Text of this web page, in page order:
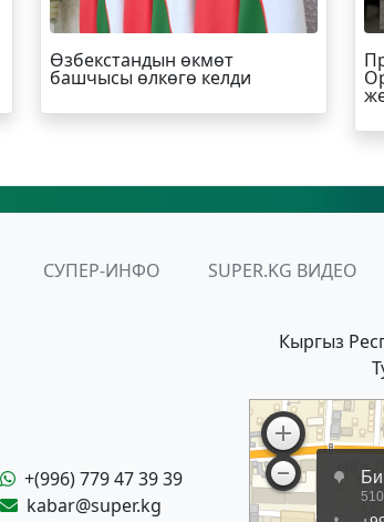
Өзбекстандын өкмөт
башчысы өлкөгө келди
СУПЕР-ИНФО SUPER.KG ВИДЕО
+(996) 779 47 39 39
kabar@super.kg
Кыргыз